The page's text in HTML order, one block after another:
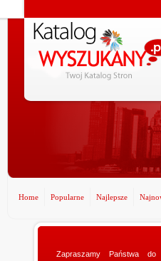
Home Popularne Najlepsze
Zapraszamy Państwa